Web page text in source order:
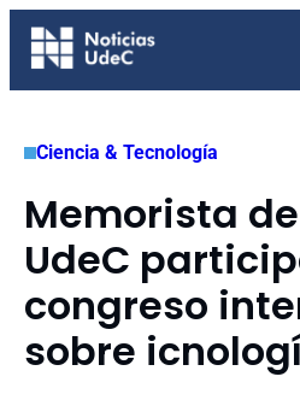
Saltar
Ciencia & Tecnología
Memorista
UdeC
congreso
sobre